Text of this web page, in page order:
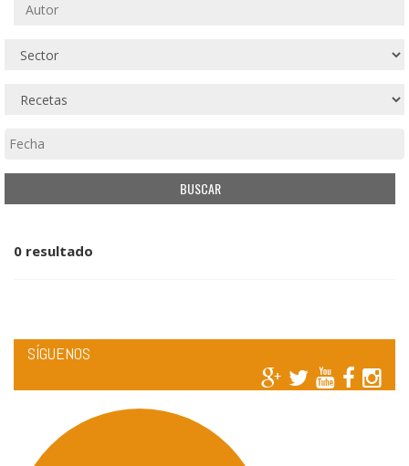
0 resultado
SÍGUENOS